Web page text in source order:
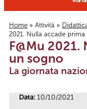
Tu sei qui
Home » Attività »
2021. Nulla accade
F@Mu
un sogno
La giornata
Data: 10/10/2021